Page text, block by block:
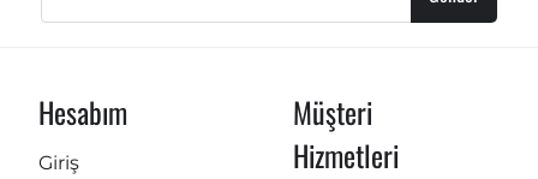
Hesabım
Giriş
Müşteri
Hizmetleri